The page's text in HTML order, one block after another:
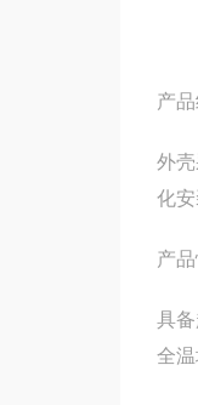
产
外
化
产
具
全